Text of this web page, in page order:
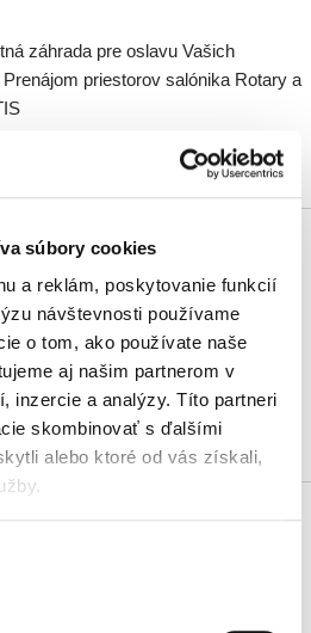
súbory cookies
a reklám, poskytovanie funkcií
návštevnosti používame
o tom, ako používate naše
aj našim partnerom v
inzercie a analýzy. Títo partneri
skombinovať s ďalšími
alebo ktoré od vás získali,
záhrada pre oslavu Vašich
priestorov salónika Rotary a
v cene od 59€ / 1 osoba,